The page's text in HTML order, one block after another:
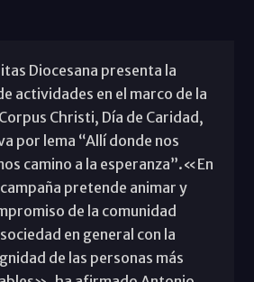
Diocesana presenta la
actividades en el marco de la
Christi, Día de Caridad,
por lema “Allí donde nos
camino a la esperanza”.«En
pretende animar y
de la comunidad
en general con la
de las personas más